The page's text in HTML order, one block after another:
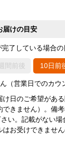
届けの目安
了している場合の
間前後 10日前
（営業日でのカウ
日のご希望がある
きません）。備
い。記載がない場
お受けできませ